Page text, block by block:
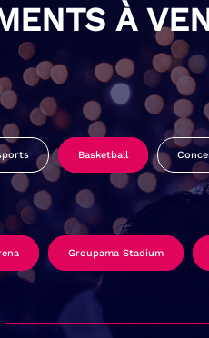
À
Basketball
Groupama Stadium